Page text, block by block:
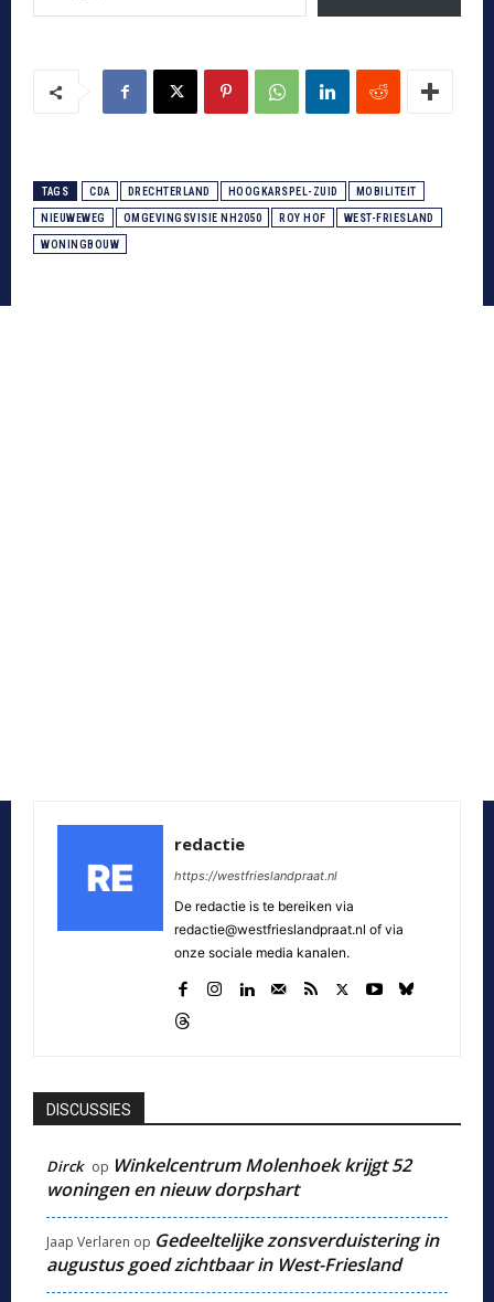
TAGS CDA DRECHTERLAND HOOGKARSPEL-ZUID MOBILITEIT
NIEUWEWEG OMGEVINGSVISIE NH2050 ROY HOF WEST-FRIESLAND
WONINGBOUW
redactie
https://westfrieslandpraat.nl
De redactie is te bereiken via
redactie@westfrieslandpraat.nl of via
onze sociale media kanalen.
DISCUSSIES
Dirck op Winkelcentrum Molenhoek krijgt 52
woningen en nieuw dorpshart
Jaap Verlaren op Gedeeltelijke zonsverduistering in
augustus goed zichtbaar in West-Friesland